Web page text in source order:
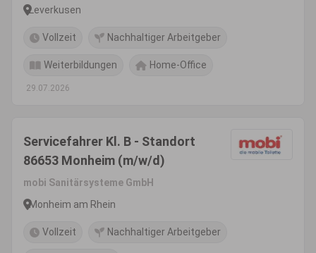
Leverkusen
Vollzeit Nachhaltiger Arbeitgeber
Weiterbildungen Home-Office
29.07.2026
Servicefahrer Kl. B - Standort
86653 Monheim (m/w/d)
mobi Sanitärsysteme GmbH
Monheim am Rhein
Vollzeit Nachhaltiger Arbeitgeber